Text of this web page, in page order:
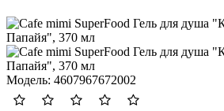
Модель: 4607967672002